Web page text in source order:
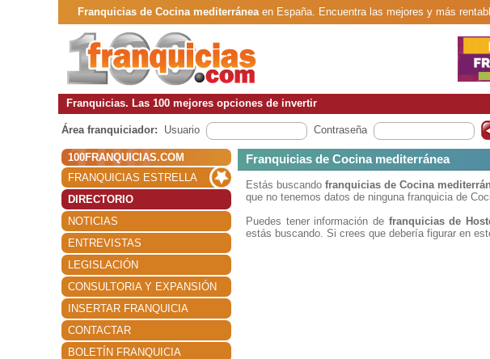
Franquicias de Cocina mediterráneaen España. Encuentra las mejores y más
Franquicias. Las 100 mejores opciones de invertir
Área franquiciador: Usuario Contraseña
100FRANQUICIAS.COM
FRANQUICIAS ESTRELLA
DIRECTORIO
NOTICIAS
ENTREVISTAS
LEGISLACIÓN
CONSULTORIA Y EXPANSIÓN
INSERTAR FRANQUICIA
CONTACTAR
BOLETÍN FRANQUICIA
Franquicias de Cocina mediterránea
Estás buscandofranquicias de Cocina
que no tenemos datos de ninguna franquicia de
Puedes tener información de franquicias de
estás buscando. Si crees que debería figurar en